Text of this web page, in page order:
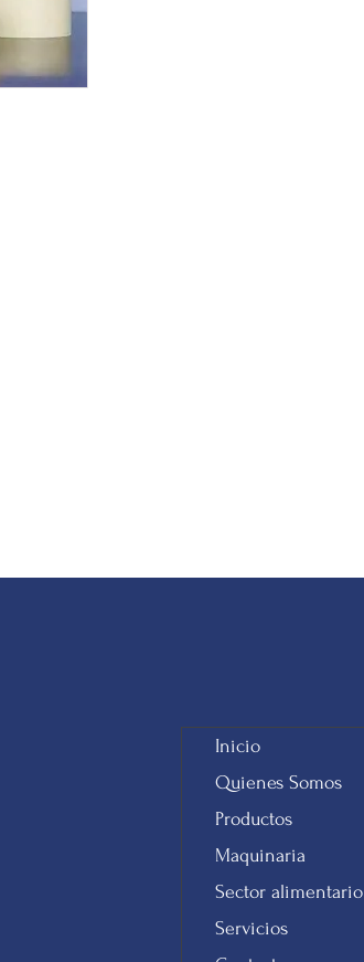
Inicio
Quienes Somos
Productos
Maquinaria
Sector alimentario
Servicios